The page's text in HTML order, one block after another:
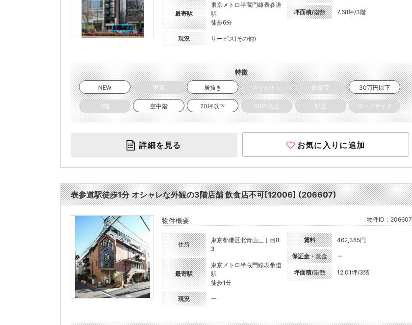
最寄駅
東京メトロ半蔵門線表参道
駅
徒歩6分
現況 サービス(その他)
坪面積/階数 7.68坪/3階
特徴
NEW 更新 居抜き スケルトン 飲食可 30万円以下
1階 空中階 20坪以下 50坪以上 駅近 ロードサイド
詳細を見る お気に入りに追加
表参道駅徒歩1分 オシャレな外観の3階店舗 飲食店不可[12006] (206607)
物件概要 物件ID：206607
住所
東京都港区北青山三丁目8-
3
最寄駅
東京メトロ半蔵門線表参道
駅
徒歩1分
現況 ー
賃料 462,385円
保証金・敷金 ー
坪面積/階数 12.01坪/3階